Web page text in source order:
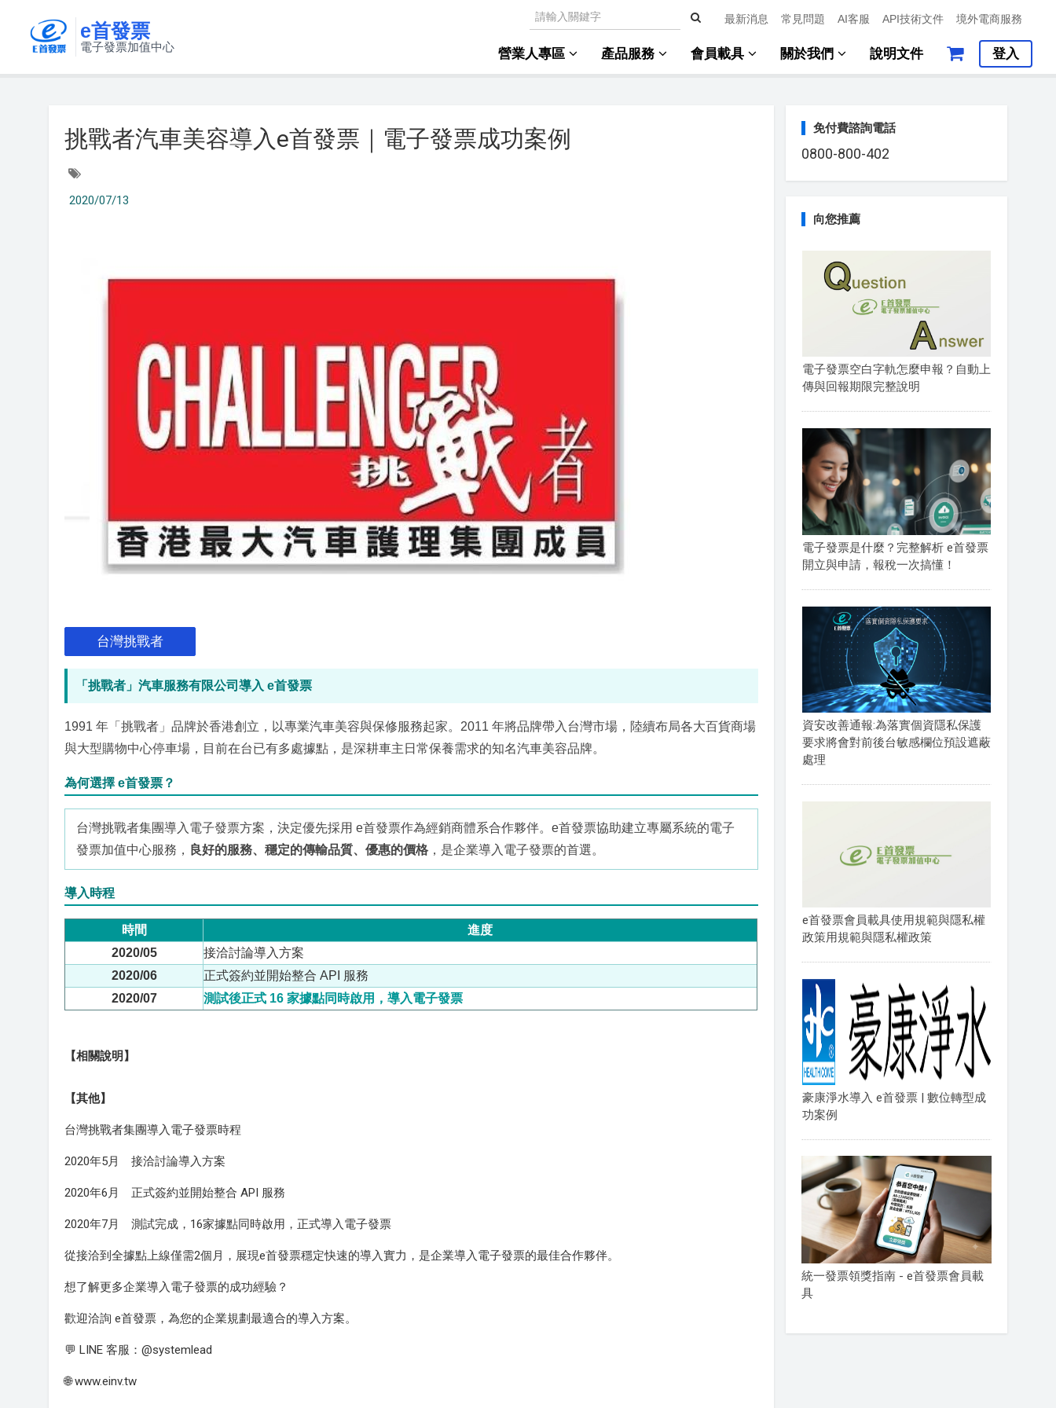
e首發票
電子發票加值中心
最新消息 常見問題 AI客服 API技術文件 境外電商服務
營業人專區 產品服務 會員載具 關於我們 說明文件 登入
挑戰者汽車美容導入e首發票｜電子發票成功案例
2020/07/13
台灣挑戰者
「挑戰者」汽車服務有限公司導入 e首發票
1991 年「挑戰者」品牌於香港創立，以專業汽車美容與保修服務起家。2011 年將品牌帶入台灣市場，陸續布局各大百貨商場
與大型購物中心停車場，目前在台已有多處據點，是深耕車主日常保養需求的知名汽車美容品牌。
為何選擇 e首發票？
台灣挑戰者集團導入電子發票方案，決定優先採用 e首發票作為經銷商體系合作夥伴。e首發票協助建立專屬系統的電子
發票加值中心服務，
良好的服務、穩定的傳輸品質、優惠的價格 ，是企業導入電子發票的首選。
導入時程
時間
進度
2020/05
接洽討論導入方案
2020/06
正式簽約並開始整合 API 服務
2020/07
測試後正式 16 家據點同時啟用，導入電子發票
【相關說明】
【其他】
台灣挑戰者集團導入電子發票時程
2020年5月 接洽討論導入方案
2020年6月 正式簽約並開始整合 API 服務
2020年7月 測試完成，16家據點同時啟用，正式導入電子發票
從接洽到全據點上線僅需2個月，展現e首發票穩定快速的導入實力，是企業導入電子發票的最佳合作夥伴。
想了解更多企業導入電子發票的成功經驗？
歡迎洽詢 e首發票，為您的企業規劃最適合的導入方案。
💬 LINE 客服：@systemlead
🌐 www.einv.tw
免付費諮詢電話
0800-800-402
向您推薦
電子發票空白字軌怎麼申報？自動上
傳與回報期限完整說明
電子發票是什麼？完整解析 e首發票
開立與申請，報稅一次搞懂！
資安改善通報:為落實個資隱私保護
要求將會對前後台敏感欄位預設遮蔽
處理
e首發票會員載具使用規範與隱私權
政策用規範與隱私權政策
豪康淨水導入 e首發票 | 數位轉型成
功案例
統一發票領獎指南 - e首發票會員載
具